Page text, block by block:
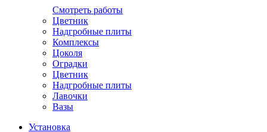
Смотреть работы
Цветник
Надгробные плиты
Комплексы
Цоколя
Оградки
Цветник
Надгробные плиты
Лавочки
Вазы
Установка